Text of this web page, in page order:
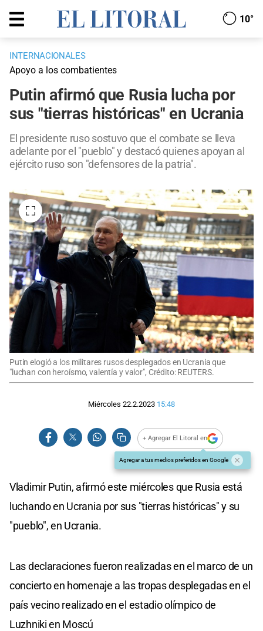
10°
INTERNACIONALES
Apoyo a los combatientes
Putin afirmó que Rusia lucha por
sus "tierras históricas" en Ucrania
El presidente ruso sostuvo que el combate se lleva
adelante por el "pueblo" y destacó quienes apoyan al
ejército ruso son "defensores de la patria".
Putin elogió a los militares rusos desplegados en Ucrania que
"luchan con heroísmo, valentía y valor", Crédito: REUTERS.
Miércoles 22.2.2023 15:48
+ Agregar El Litoral en
Agregar a tus medios preferidos en Google
Vladimir Putin, afirmó este miércoles que Rusia está
luchando en Ucrania por sus "tierras históricas" y su
"pueblo", en Ucrania.
Las declaraciones fueron realizadas en el marco de un
concierto en homenaje a las tropas desplegadas en el
país vecino realizado en el estadio olímpico de
Luzhniki en Moscú